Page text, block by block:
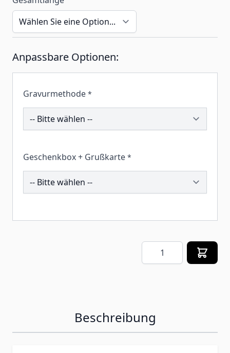
Anpassbare Optionen:
Gravurmethode *
191784
Geschenkbox + Grußkarte *
259361
Menge
Beschreibung